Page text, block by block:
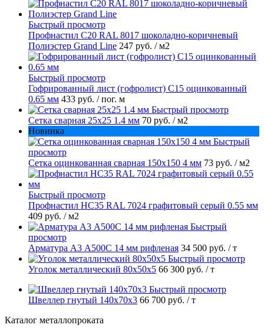
Быстрый просмотр
Профнастил С20 RAL 8017 шоколадно-коричневый
Полиэстер Grand Line 247 руб. / м2
Быстрый просмотр
Гофрированный лист (гофролист) С15 оцинкованный
0.65 мм 433 руб. / пог. м
Быстрый просмотр
Сетка сварная 25х25 1.4 мм 70 руб. / м2
Новинка
Быстрый
просмотр
Сетка оцинкованная сварная 150х150 4 мм 73 руб. / м2
Быстрый просмотр
Профнастил НС35 RAL 7024 графитовый серый 0.55 мм
409 руб. / м2
Быстрый
просмотр
Арматура А3 А500С 14 мм рифленая 34 500 руб. / т
Быстрый просмотр
Уголок металлический 80х50х5 66 300 руб. / т
Быстрый просмотр
Швеллер гнутый 140х70х3 66 700 руб. / т
Каталог металлопроката